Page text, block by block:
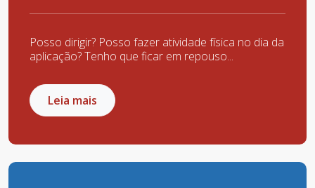
Posso dirigir? Posso fazer atividade física no dia da
aplicação? Tenho que ficar em repouso...
Leia mais